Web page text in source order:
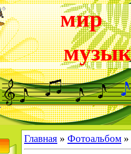
мир
Главная » Фотоальбом »